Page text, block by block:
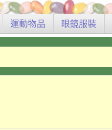
運動物品 眼鏡服裝